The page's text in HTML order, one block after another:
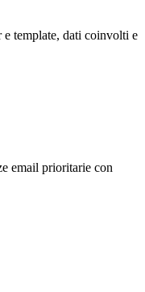
template, dati coinvolti e
email prioritarie con